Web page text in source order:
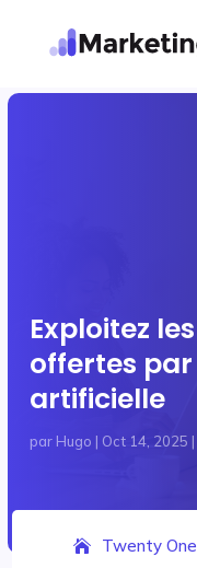
Exploitez
offertes
artificielle
par Hugo | Oct 14, 2025 |
Twenty